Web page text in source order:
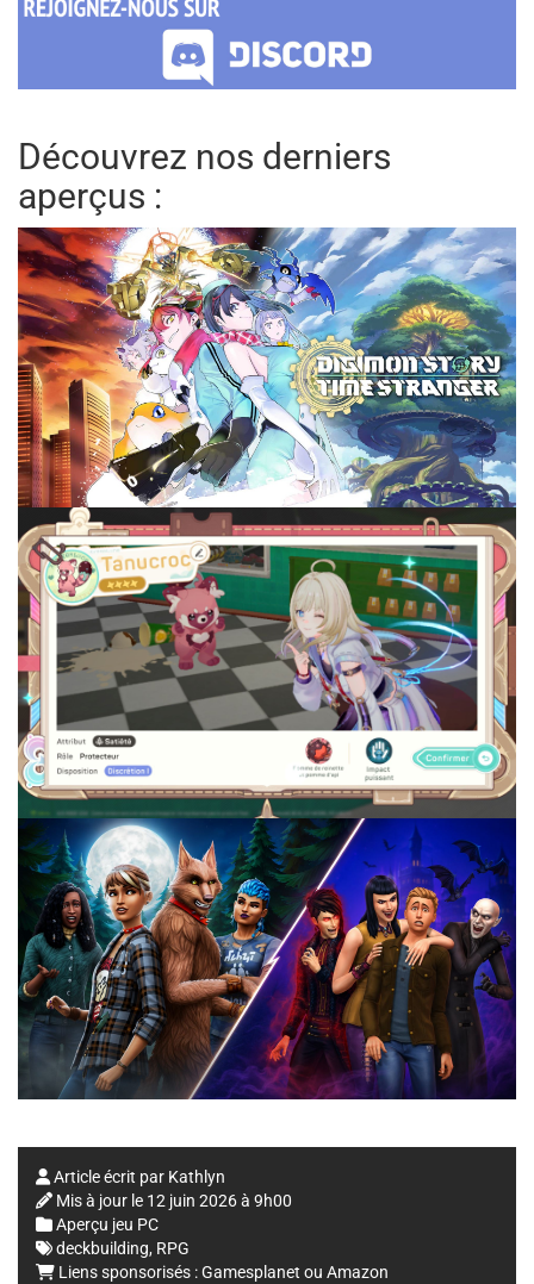
Découvrez nos derniers
aperçus :
Article écrit par Kathlyn
Mis à jour le 12 juin 2026 à 9h00
Aperçu jeu PC
deckbuilding, RPG
Liens sponsorisés :Gamesplanet ou Amazon